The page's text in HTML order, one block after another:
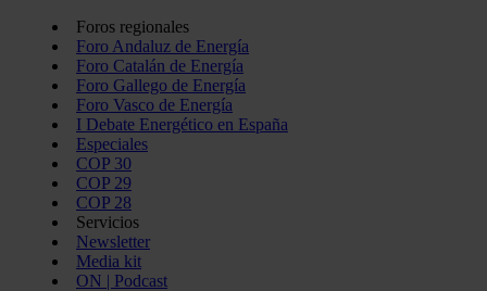
Foros regionales
Foro Andaluz de Energía
Foro Catalán de Energía
Foro Gallego de Energía
Foro Vasco de Energía
I Debate Energético en España
Especiales
COP 30
COP 29
COP 28
Servicios
Newsletter
Media kit
ON | Podcast